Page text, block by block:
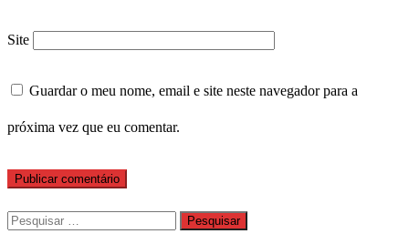
Site
Guardar o meu nome, email e site neste navegador para a
próxima vez que eu comentar.
Pesquisar
por: